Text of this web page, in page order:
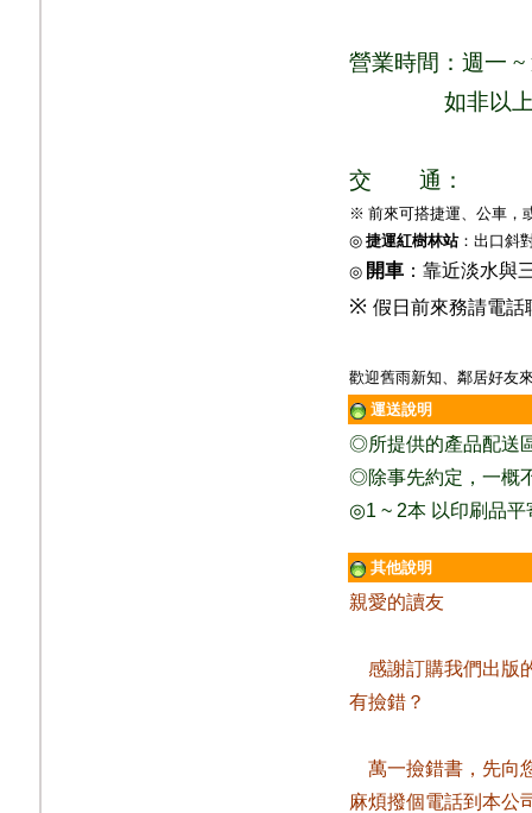
營業時間：週一 ~
如非以
交 通：
※ 前來可搭捷運、公車，
◎ 捷運紅樹林站：出口斜
◎ 開車 ：靠近淡水與
※ 假日前來務請電話
歡迎舊雨新知、鄰居好友
運送說明
◎所提供的產品配送
◎除事先約定，一概
◎1 ~ 2本 以印刷品
其他說明
親愛的讀友
感謝訂購我們出版
有撿錯？
萬一撿錯書，先向
麻煩撥個電話到本公